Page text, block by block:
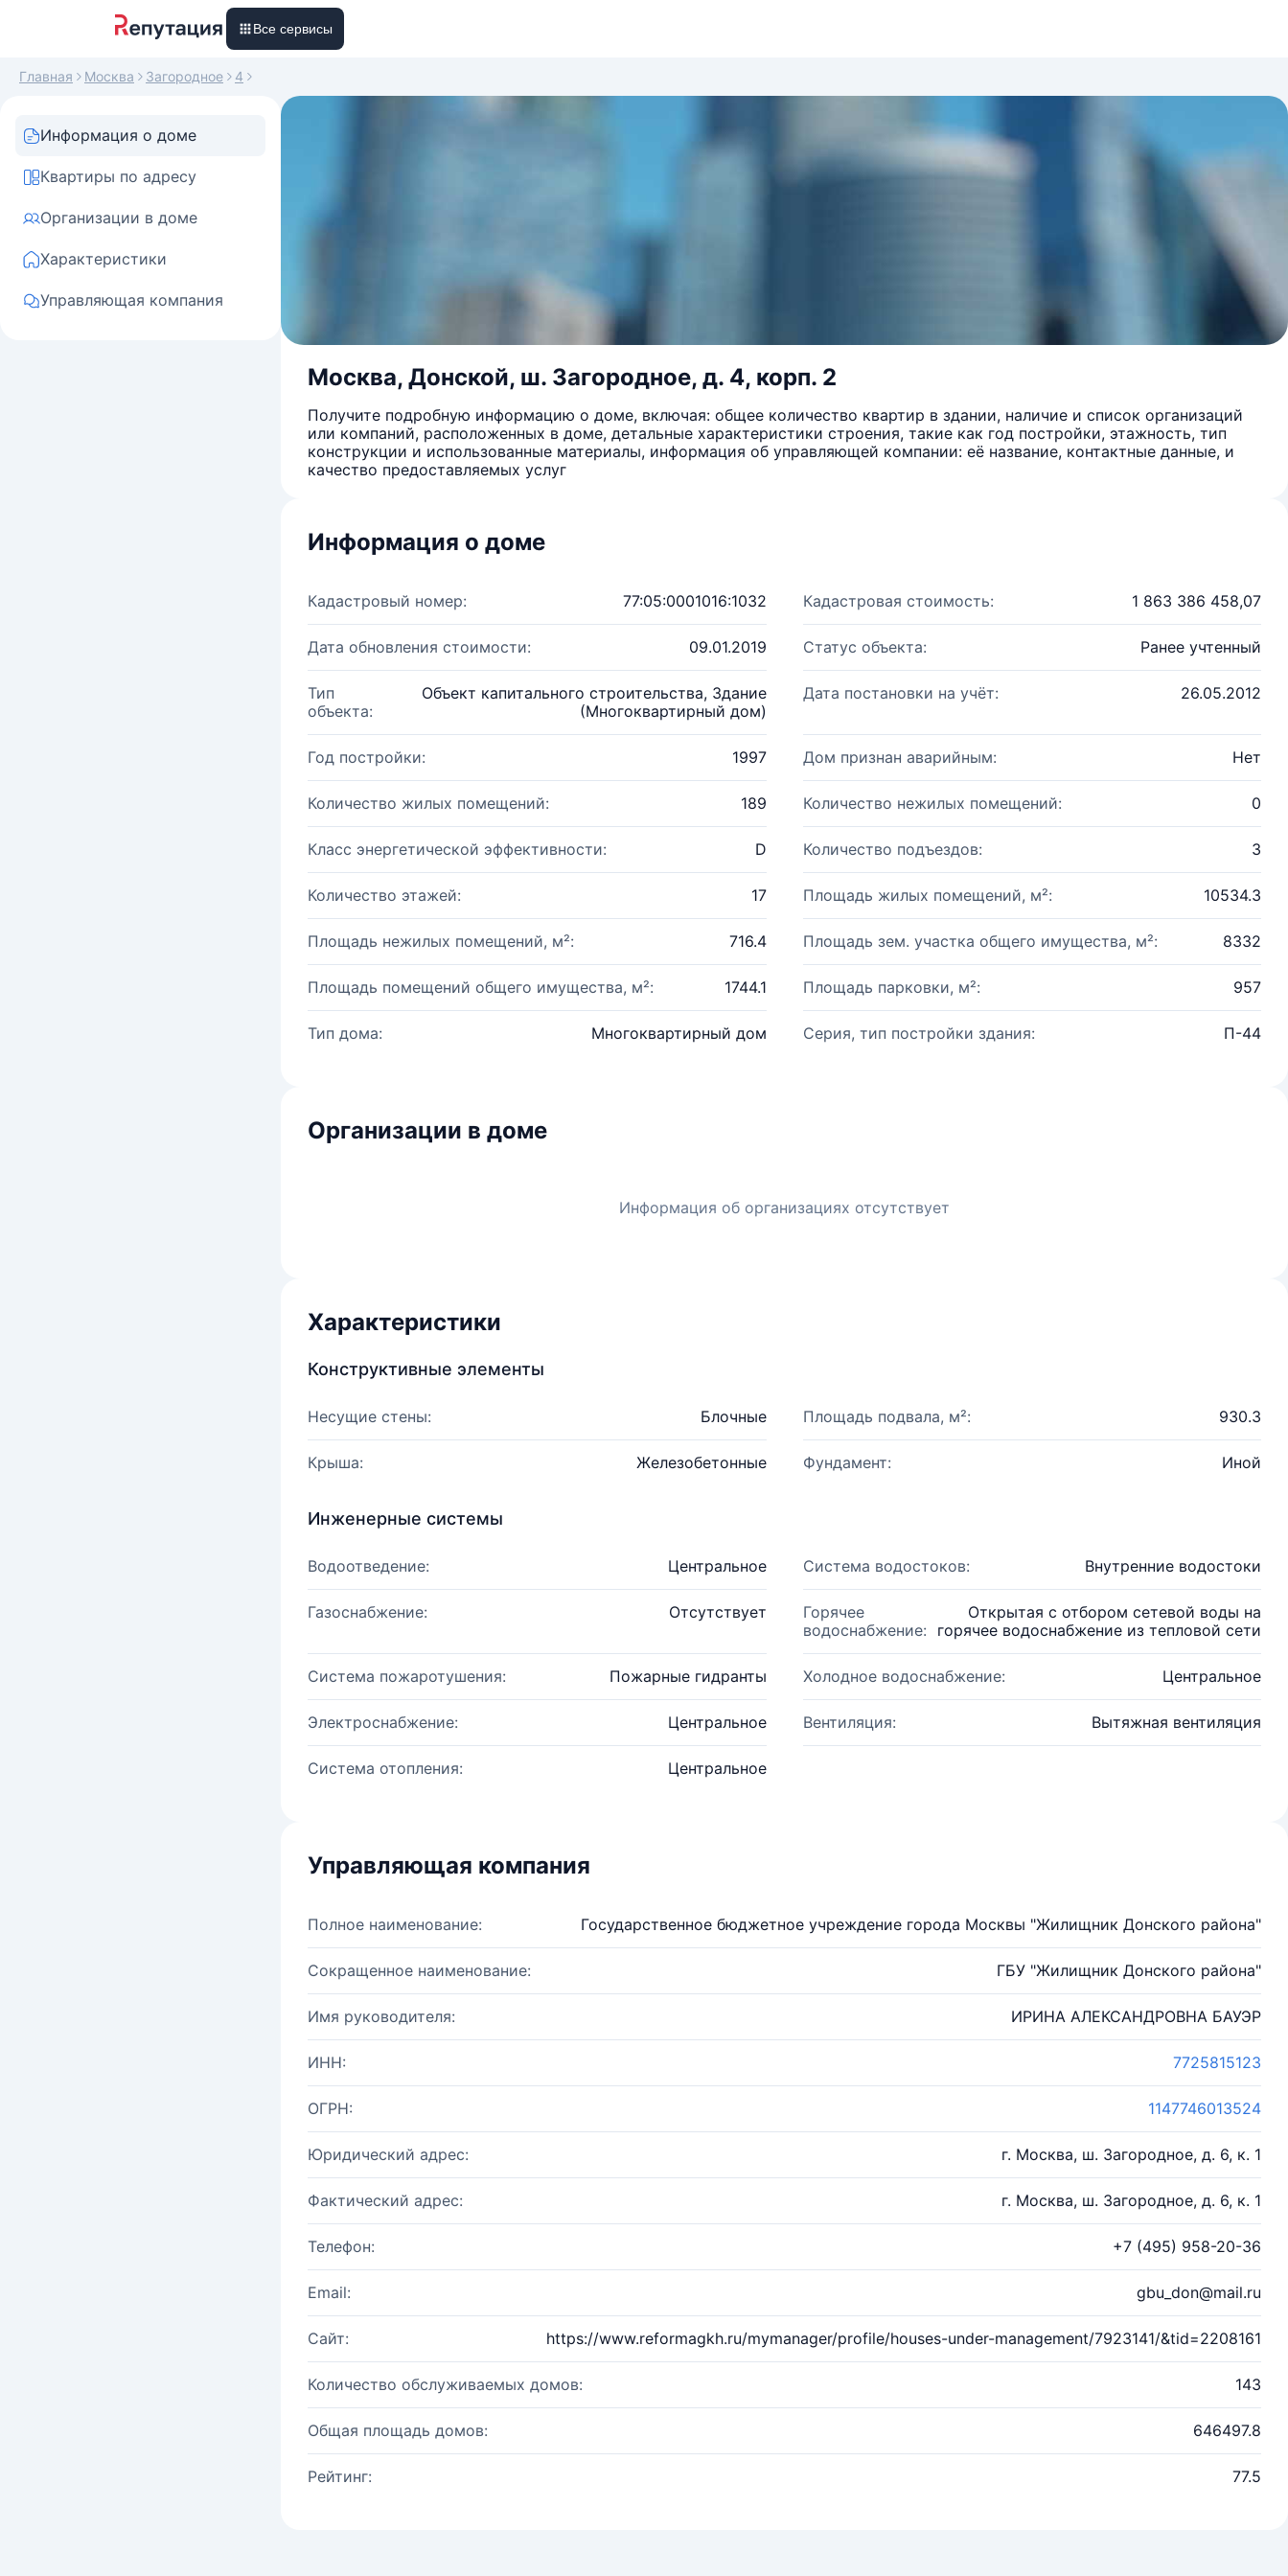
Все сервисы
Главная Москва Загородное 4
Информация о доме
Квартиры по адресу
Организации в доме
Характеристики
Управляющая компания
Москва, Донской, ш. Загородное, д. 4, корп. 2
Получите подробную информацию о доме, включая: общее количество квартир в здании, наличие и список организаций
или компаний, расположенных в доме, детальные характеристики строения, такие как год постройки, этажность, тип
конструкции и использованные материалы, информация об управляющей компании: её название, контактные данные, и
качество предоставляемых услуг
Информация о доме
Кадастровый номер: 77:05:0001016:1032 Кадастровая стоимость: 1 863 386 458,07
Дата обновления стоимости: 09.01.2019 Статус объекта: Ранее учтенный
Тип
объекта:
Объект капитального строительства, Здание
(Многоквартирный дом)
Дата постановки на учёт: 26.05.2012
Год постройки: 1997 Дом признан аварийным: Нет
Количество жилых помещений: 189 Количество нежилых помещений: 0
Класс энергетической эффективности: D Количество подъездов: 3
Количество этажей: 17 Площадь жилых помещений, м²: 10534.3
Площадь нежилых помещений, м²: 716.4 Площадь зем. участка общего имущества, м²: 8332
Площадь помещений общего имущества, м²: 1744.1 Площадь парковки, м²: 957
Тип дома: Многоквартирный дом Серия, тип постройки здания: П-44
Организации в доме
Информация об организациях отсутствует
Характеристики
Конструктивные элементы
Несущие стены: Блочные Площадь подвала, м²: 930.3
Крыша: Железобетонные Фундамент: Иной
Инженерные системы
Водоотведение: Центральное Система водостоков: Внутренние водостоки
Газоснабжение: Отсутствует
Горячее
водоснабжение:
Открытая с отбором сетевой воды на
горячее водоснабжение из тепловой сети
Система пожаротушения: Пожарные гидранты Холодное водоснабжение: Центральное
Электроснабжение: Центральное Вентиляция: Вытяжная вентиляция
Система отопления: Центральное
Управляющая компания
Полное наименование: Государственное бюджетное учреждение города Москвы "Жилищник Донского района"
Сокращенное наименование: ГБУ "Жилищник Донского района"
Имя руководителя: ИРИНА АЛЕКСАНДРОВНА БАУЭР
ИНН: 7725815123
ОГРН: 1147746013524
Юридический адрес: г. Москва, ш. Загородное, д. 6, к. 1
Фактический адрес: г. Москва, ш. Загородное, д. 6, к. 1
Телефон: +7 (495) 958-20-36
Email: gbu_don@mail.ru
Сайт: https://www.reformagkh.ru/mymanager/profile/houses-under-management/7923141/&tid=2208161
Количество обслуживаемых домов: 143
Общая площадь домов: 646497.8
Рейтинг: 77.5